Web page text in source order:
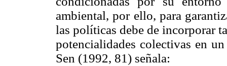
ambiental, por ello, para
las políticas debe de incorporar
potencialidades colectivas en
Sen (1992, 81) señala: